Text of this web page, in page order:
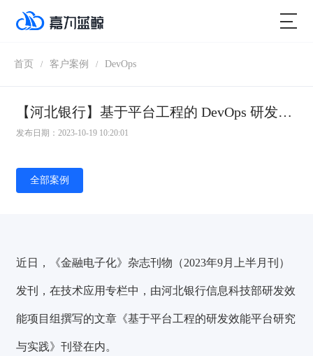
首页 / 客户案例 / DevOps
【河北银行】基于平台工程的 DevOps 研发效能平台研究与实践
发布日期：2023-10-19 10:20:01
全部案例
近日，《金融电子化》杂志刊物（2023年9月上半月刊）
发刊，在技术应用专栏中，由河北银行信息科技部研发效
能项目组撰写的文章《基于平台工程的研发效能平台研究
与实践》刊登在内。